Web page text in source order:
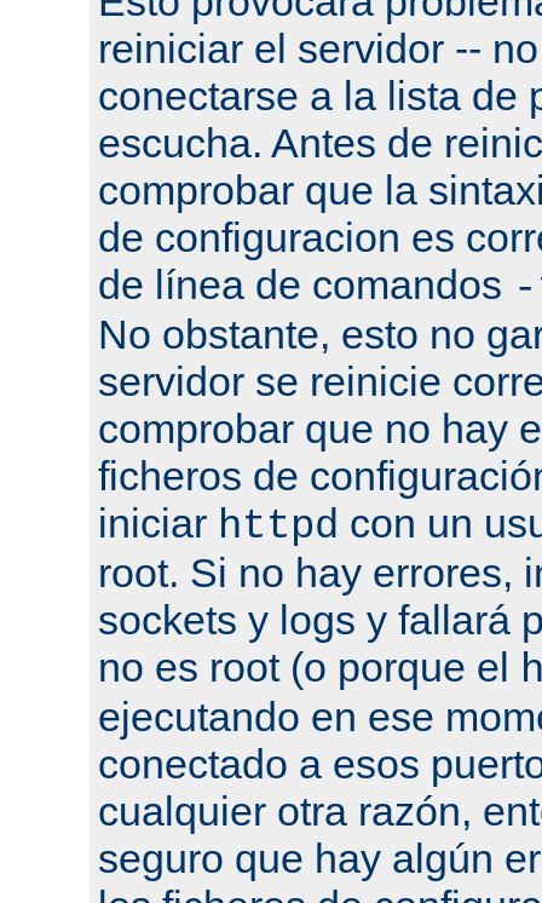
reiniciar el servidor --
conectarse a la lista de
escucha. Antes de
comprobar que la
de configuracion es
de línea de comandos
No obstante, esto no
servidor se reinicie
comprobar que no hay
ficheros de
iniciar httpd con un
root. Si no hay errores,
sockets y logs y fallará
no es root (o porque el
ejecutando en ese
conectado a esos
cualquier otra razón,
seguro que hay algún